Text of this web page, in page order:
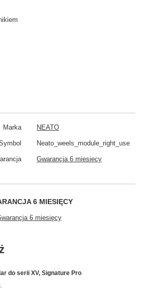
Marka NEATO
Neato_weels_module_right_use
Gwarancja 6 miesięcy
6 MIESIĘCY
6 miesięcy
do serii XV, Signature Pro